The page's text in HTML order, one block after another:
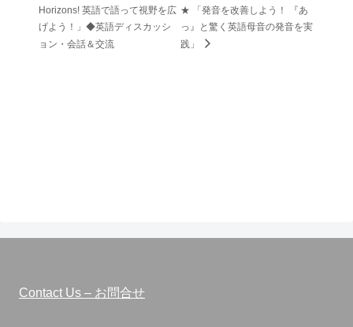
Horizons! 英語で語って視野を広
げよう！」◆英語ディスカッシ
ョン・会話＆交流
★ 「発音を改善しよう！ 『あ
っ』と驚く英語母音の発音を実
践」
Contact Us – お問合せ